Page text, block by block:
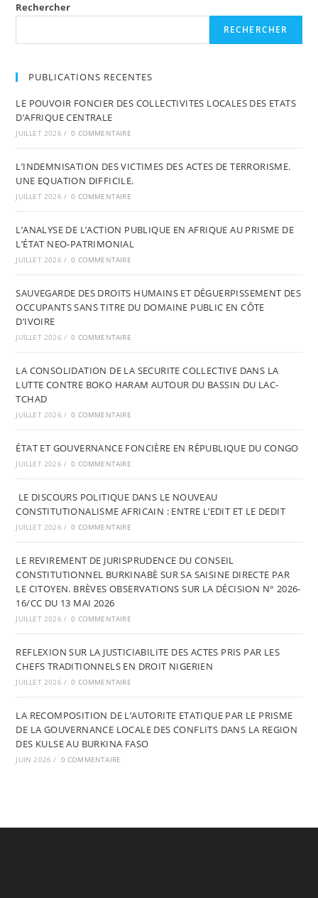
Rechercher
RECHERCHER
PUBLICATIONS RECENTES
LE POUVOIR FONCIER DES COLLECTIVITES LOCALES DES ETATS
D’AFRIQUE CENTRALE
JUILLET 2026 / 0 COMMENTAIRE
L’INDEMNISATION DES VICTIMES DES ACTES DE TERRORISME.
UNE EQUATION DIFFICILE.
JUILLET 2026 / 0 COMMENTAIRE
L’ANALYSE DE L’ACTION PUBLIQUE EN AFRIQUE AU PRISME DE
L’ÉTAT NEO-PATRIMONIAL
JUILLET 2026 / 0 COMMENTAIRE
SAUVEGARDE DES DROITS HUMAINS ET DÉGUERPISSEMENT DES
OCCUPANTS SANS TITRE DU DOMAINE PUBLIC EN CÔTE
D’IVOIRE
JUILLET 2026 / 0 COMMENTAIRE
LA CONSOLIDATION DE LA SECURITE COLLECTIVE DANS LA
LUTTE CONTRE BOKO HARAM AUTOUR DU BASSIN DU LAC-
TCHAD
JUILLET 2026 / 0 COMMENTAIRE
ÉTAT ET GOUVERNANCE FONCIÈRE EN RÉPUBLIQUE DU CONGO
JUILLET 2026 / 0 COMMENTAIRE
LE DISCOURS POLITIQUE DANS LE NOUVEAU
CONSTITUTIONALISME AFRICAIN : ENTRE L’EDIT ET LE DEDIT
JUILLET 2026 / 0 COMMENTAIRE
LE REVIREMENT DE JURISPRUDENCE DU CONSEIL
CONSTITUTIONNEL BURKINABÈ SUR SA SAISINE DIRECTE PAR
LE CITOYEN. BRÈVES OBSERVATIONS SUR LA DÉCISION N° 2026-
16/CC DU 13 MAI 2026
JUILLET 2026 / 0 COMMENTAIRE
REFLEXION SUR LA JUSTICIABILITE DES ACTES PRIS PAR LES
CHEFS TRADITIONNELS EN DROIT NIGERIEN
JUILLET 2026 / 0 COMMENTAIRE
LA RECOMPOSITION DE L’AUTORITE ETATIQUE PAR LE PRISME
DE LA GOUVERNANCE LOCALE DES CONFLITS DANS LA REGION
DES KULSE AU BURKINA FASO
JUIN 2026 / 0 COMMENTAIRE